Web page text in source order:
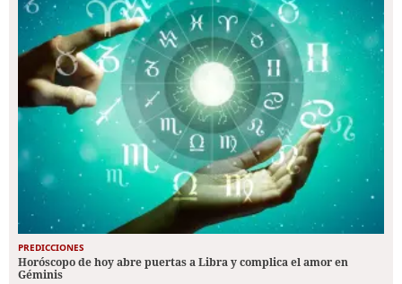
PREDICCIONES
Horóscopo de hoy abre puertas a Libra y complica el amor en
Géminis